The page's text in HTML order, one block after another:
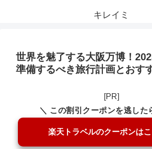
キレイミ
世界を魅了する大阪万博！
準備するべき旅行計画とおす
[PR]
＼ この割引クーポンを逃した
楽天トラベルのクーポンは